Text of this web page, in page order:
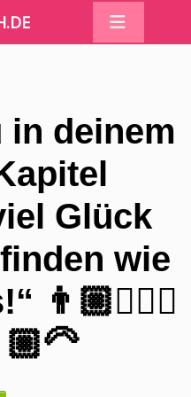
in deinem
Glück
wie
👨🏼🧔🏼‍♂️